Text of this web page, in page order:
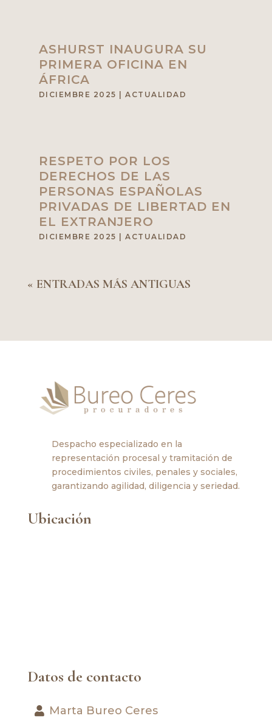
ASHURST INAUGURA SU
PRIMERA OFICINA EN
ÁFRICA
DICIEMBRE 2025 |ACTUALIDAD
RESPETO POR LOS
DERECHOS DE LAS
PERSONAS ESPAÑOLAS
PRIVADAS DE LIBERTAD EN
EL EXTRANJERO
DICIEMBRE 2025 |ACTUALIDAD
« ENTRADAS MÁS ANTIGUAS
Despacho especializado en la
representación procesal y tramitación de
procedimientos civiles, penales y sociales,
garantizando agilidad, diligencia y seriedad.
Ubicación
Datos de contacto
Marta Bureo Ceres